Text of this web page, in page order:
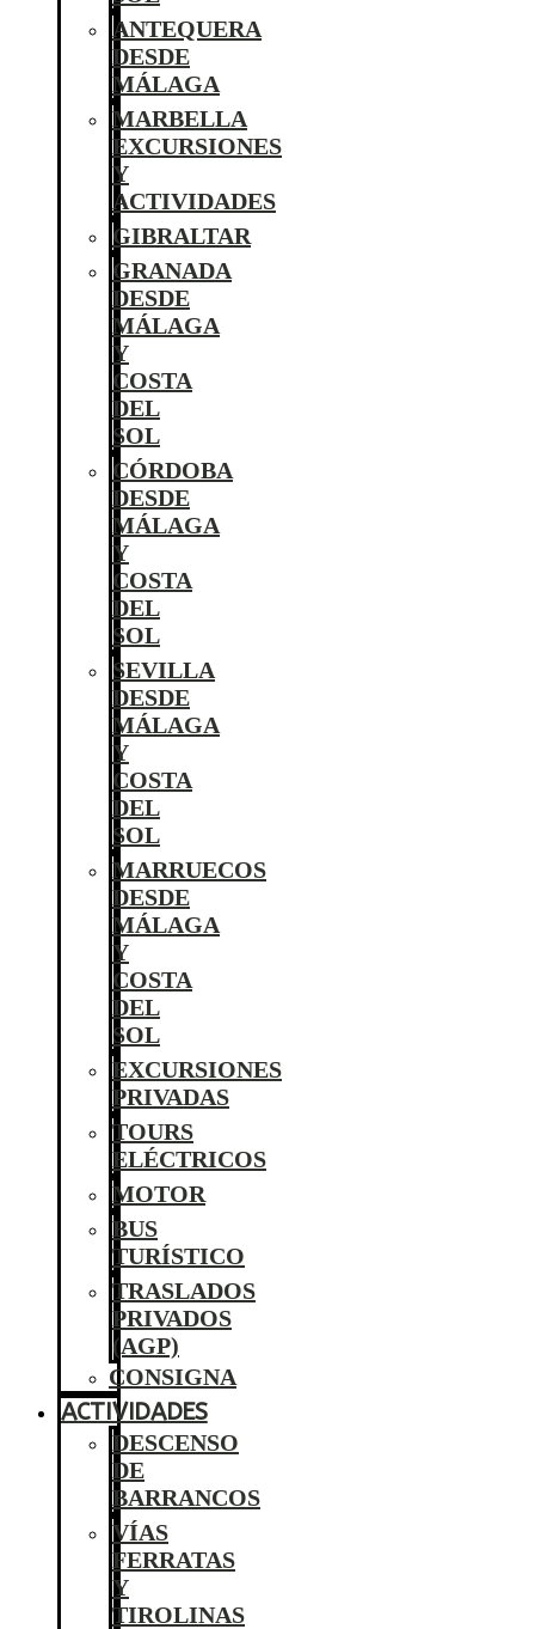
ANTEQUERA
DESDE
MÁLAGA
MARBELLA
EXCURSIONES
Y
ACTIVIDADES
GIBRALTAR
GRANADA
DESDE
MÁLAGA
Y
COSTA
DEL
SOL
CÓRDOBA
DESDE
MÁLAGA
Y
COSTA
DEL
SOL
SEVILLA
DESDE
MÁLAGA
Y
COSTA
DEL
SOL
MARRUECOS
DESDE
MÁLAGA
Y
COSTA
DEL
SOL
EXCURSIONES
PRIVADAS
TOURS
ELÉCTRICOS
MOTOR
BUS
TURÍSTICO
TRASLADOS
PRIVADOS
(AGP)
CONSIGNA
ACTIVIDADES
DESCENSO
DE
BARRANCOS
VÍAS
FERRATAS
Y
TIROLINAS